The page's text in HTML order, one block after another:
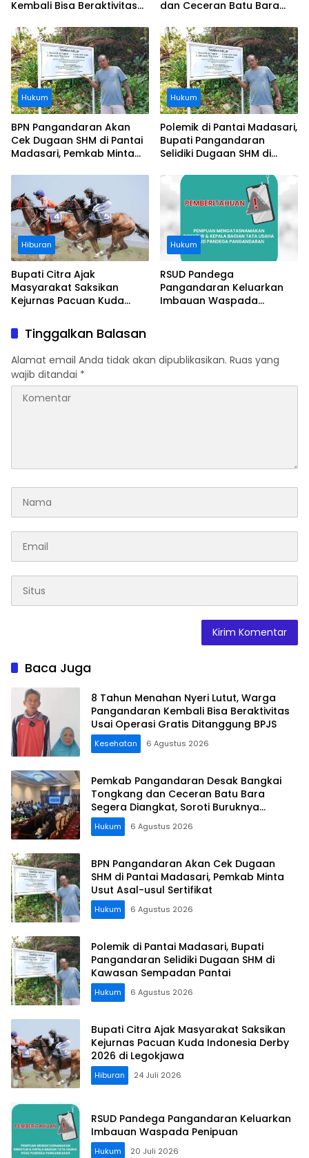
Kembali Bisa Beraktivitas
Ditanggung BPJS
dan Ceceran Batu Bara
Buruknya Koordinasi
Perusahaan
Hukum
BPN Pangandaran Akan
Cek Dugaan SHM di Pantai
Madasari, Pemkab Minta
Hukum
Polemik di Pantai Madasari,
Bupati Pangandaran
Selidiki Dugaan SHM di
Pantai
Hiburan
Bupati Citra Ajak
Masyarakat Saksikan
Kejurnas Pacuan Kuda
Legokjawa
Hukum
RSUD Pandega
Pangandaran Keluarkan
Imbauan Waspada
Tinggalkan Balasan
Alamat email Anda tidak akan dipublikasikan. Ruas yang
wajib ditandai *
Baca Juga
8 Tahun Menahan Nyeri Lutut, Warga
Pangandaran Kembali Bisa Beraktivitas
Usai Operasi Gratis Ditanggung BPJS
Kesehatan 6 Agustus 2026
Pemkab Pangandaran Desak Bangkai
Tongkang dan Ceceran Batu Bara
Segera Diangkat, Soroti Buruknya
Koordinasi Perusahaan
Hukum 6 Agustus 2026
BPN Pangandaran Akan Cek Dugaan
SHM di Pantai Madasari, Pemkab Minta
Usut Asal-usul Sertifikat
Hukum 6 Agustus 2026
Polemik di Pantai Madasari, Bupati
Pangandaran Selidiki Dugaan SHM di
Kawasan Sempadan Pantai
Hukum 6 Agustus 2026
Bupati Citra Ajak Masyarakat Saksikan
Kejurnas Pacuan Kuda Indonesia Derby
2026 di Legokjawa
Hiburan 24 Juli 2026
RSUD Pandega Pangandaran Keluarkan
Imbauan Waspada Penipuan
Hukum 20 Juli 2026